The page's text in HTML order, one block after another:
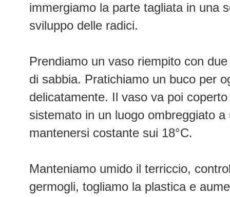
immergiamo la parte tagliata in una
sviluppo delle radici.
Prendiamo un vaso riempito con
di sabbia. Pratichiamo un buco per
delicatamente. Il vaso va poi
sistemato in un luogo ombreggiato
mantenersi costante sui 18°C.
Manteniamo umido il terriccio,
germogli, togliamo la plastica e